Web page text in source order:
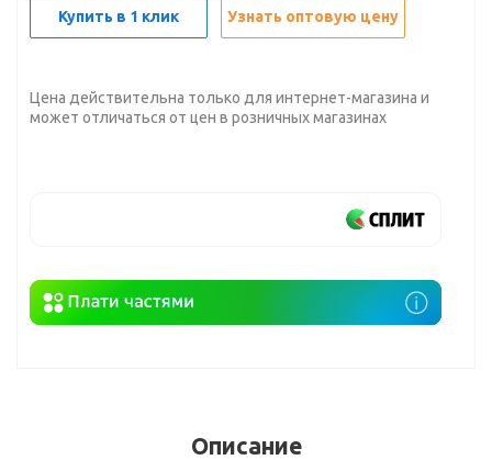
Купить в 1 клик Узнать оптовую цену
Цена действительна только для интернет-магазина и
может отличаться от цен в розничных магазинах
Описание